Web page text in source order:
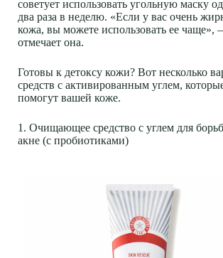
советует использовать угольную маску
два раза в неделю. «Если у вас очень
кожа, вы можете использовать ее чаще»,
отмечает она.
Готовы к детоксу кожи? Вот несколько
средств с активированным углем,
помогут вашей коже.
1. Очищающее средство с углем для
акне (с пробиотиками)